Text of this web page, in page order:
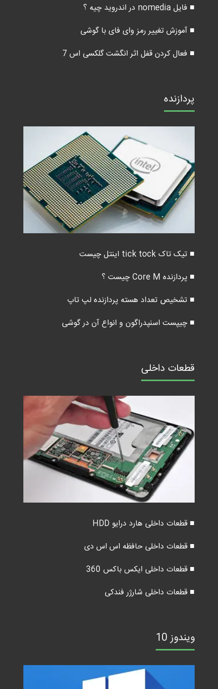
■ فایل nomedia در اندروید چیه ؟
■ آموزش تغییر رمز وای فای با گوشی
■ فعال کردن قفل اثر انگشت گلکسی اس 7
پردازنده
■ تیک تاک tick tock اینتل چیست
■ پردازنده Core M چیست ؟
■ تشخیص تعداد هسته پردازنده لپ تاپ
■ چیپست اسنپدراگون و انواع آن در گوشی
قطعات داخلی
■ قطعات داخلی هارد درایو HDD
■ قطعات داخلی حافظه اس اس دی
■ قطعات داخلی ایکس باکس 360
■ قطعات داخلی شارژر فندکی
ویندوز 10